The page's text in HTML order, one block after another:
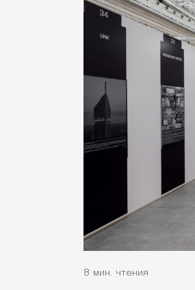
8 мин. чтения